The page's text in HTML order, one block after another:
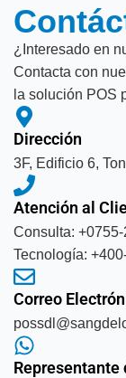
¿Interesado en
Contacta con
la solución POS
Dirección
3F, Edificio 6,
Atención al
Consulta:
Tecnología:
Correo
Representante